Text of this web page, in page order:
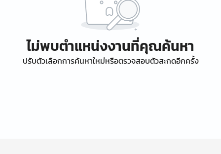
ไม่พบตำแหน่งงานที่คุณค้นหา
ปรับตัวเลือกการค้นหาใหม่หรือตรวจสอบตัวสะกดอีกครั้ง